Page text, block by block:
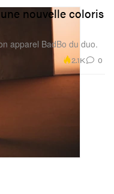
nouvelle coloris
apparel BadBo du duo.
2.1K 0